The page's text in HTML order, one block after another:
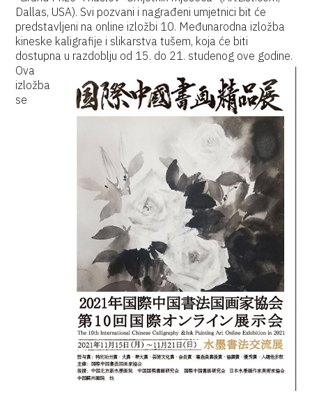
Dallas, USA). Svi pozvani i nagrađeni umjetnici bit će
predstavljeni na online izložbi 10. Međunarodna izložba
kineske kaligrafije i slikarstva tušem, koja će biti
dostupna u razdoblju od 15. do 21. studenog ove godine.
Ova
izložba
se